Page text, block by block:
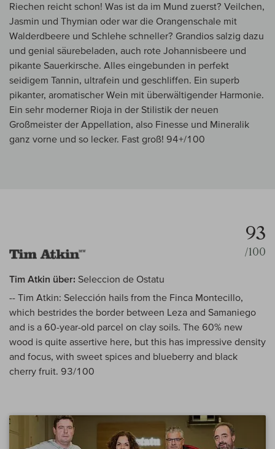
Riechen reicht schon! Was ist da im Mund zuerst? Veilchen,
Jasmin und Thymian oder war die Orangenschale mit
Walderdbeere und Schlehe schneller? Grandios salzig dazu
und genial säurebeladen, auch rote Johannisbeere und
pikante Sauerkirsche. Alles eingebunden in perfekt
seidigem Tannin, ultrafein und geschliffen. Ein superb
pikanter, aromatischer Wein mit überwältigender Harmonie.
Ein sehr moderner Rioja in der Stilistik der neuen
Großmeister der Appellation, also Finesse und Mineralik
ganz vorne und so lecker. Fast groß! 94+/100
93
/100
Tim Atkin über: Seleccion de Ostatu
-- Tim Atkin: Selección hails from the Finca Montecillo,
which bestrides the border between Leza and Samaniego
and is a 60-year-old parcel on clay soils. The 60% new
wood is quite assertive here, but this has impressive density
and focus, with sweet spices and blueberry and black
cherry fruit. 93/100